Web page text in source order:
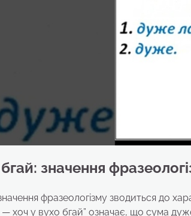
значення
фразеологізму зводиться до
хоч у вухо бгай” означає, що сума